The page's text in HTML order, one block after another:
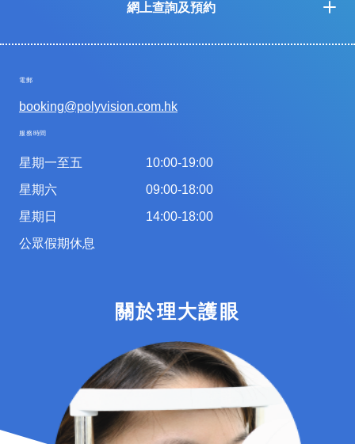
網上查詢及預約
電郵
booking@polyvision.com.hk
服務時間
星期一至五
星期六
星期日
公眾假期休息
10:00-19:00
09:00-18:00
14:00-18:00
關於理大護眼